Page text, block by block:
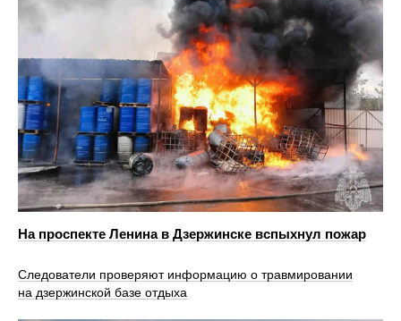
На проспекте Ленина в Дзержинске вспыхнул пожар
Следователи проверяют информацию о травмировании
на дзержинской базе отдыха